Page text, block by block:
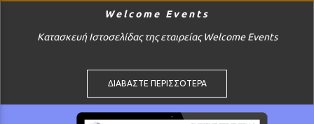
Welcome Events
Κατασκευή Ιστοσελίδας της εταιρείας Welcome Events
ΔΙΑΒΑΣΤΕ ΠΕΡΙΣΣΟΤΕΡΑ